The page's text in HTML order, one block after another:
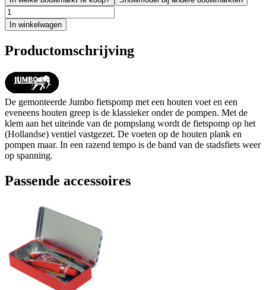
In winkelwagen
Productomschrijving
De gemonteerde Jumbo fietspomp met een houten voet en een
eveneens houten greep is de klassieker onder de pompen. Met de
klem aan het uiteinde van de pompslang wordt de fietspomp op het
(Hollandse) ventiel vastgezet. De voeten op de houten plank en
pompen maar. In een razend tempo is de band van de stadsfiets weer
op spanning.
Passende accessoires